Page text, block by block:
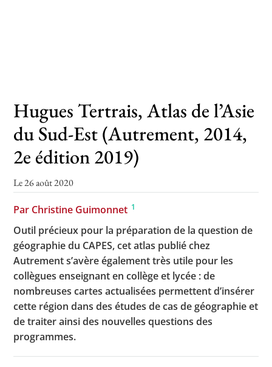
Concours scolaires
Conférences, tables rondes
Critique d’ouvrages publiés
Hugues Tertrais, Atlas de l’Asie
du Sud-Est (Autrement, 2014,
2e édition 2019)
Le 26 août 2020
Par Christine Guimonnet 1
Outil précieux pour la préparation de la question de
géographie du CAPES, cet atlas publié chez
Autrement s’avère également très utile pour les
collègues enseignant en collège et lycée : de
nombreuses cartes actualisées permettent d’insérer
cette région dans des études de cas de géographie et
de traiter ainsi des nouvelles questions des
programmes.